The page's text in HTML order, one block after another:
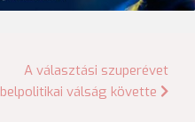
A választási szuperévet
belpolitikai válság követte